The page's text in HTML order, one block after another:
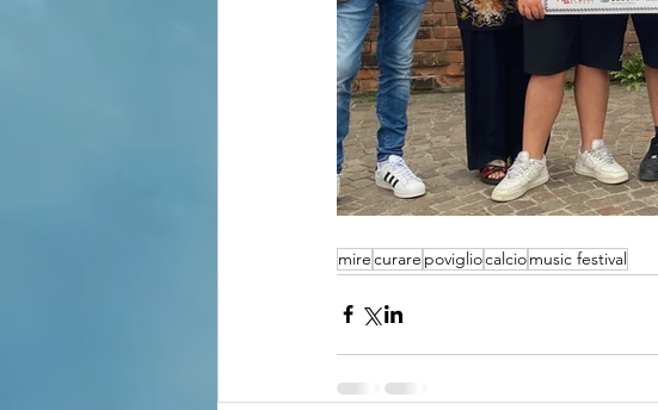
mirecurare povigliocalciomusic festival